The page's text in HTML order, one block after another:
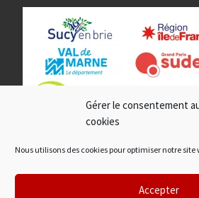
Gérer le consentement
cookies
Nous utilisons des cookies pour optimiser notre site
Accepter